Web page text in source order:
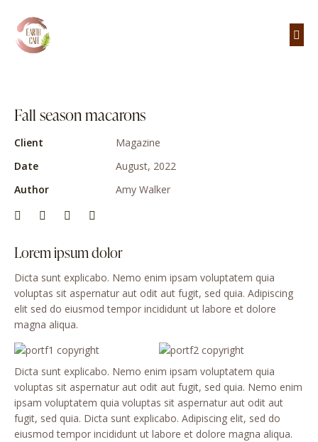
Fall season macarons
Client
Magazine
Date
August, 2022
Author
Amy Walker
Lorem ipsum dolor
Dicta sunt explicabo. Nemo enim ipsam voluptatem quia
voluptas sit aspernatur aut odit aut fugit, sed quia. Adipiscing
elit sed do eiusmod tempor incididunt ut labore et dolore
magna aliqua.
Dicta sunt explicabo. Nemo enim ipsam voluptatem quia
voluptas sit aspernatur aut odit aut fugit, sed quia. Nemo enim
ipsam voluptatem quia voluptas sit aspernatur aut odit aut
fugit, sed quia. Dicta sunt explicabo. Adipiscing elit, sed do
eiusmod tempor incididunt ut labore et dolore magna aliqua.